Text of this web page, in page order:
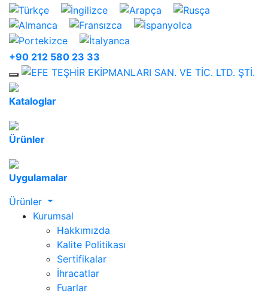
+90 212 580 23 33
Mobile Menu
Kataloglar
Ürünler
Uygulamalar
Ürünler
Kurumsal
Hakkımızda
Kalite Politikası
Sertifikalar
İhracatlar
Fuarlar